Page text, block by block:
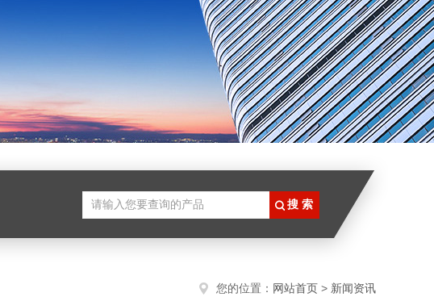
您的位置： 网站首页 > 新闻资讯